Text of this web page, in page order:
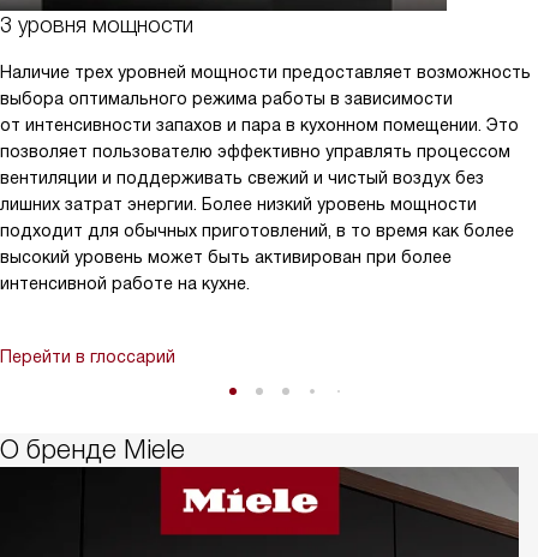
3 уровня мощности
Наличие трех уровней мощности предоставляет возможность
выбора оптимального режима работы в зависимости
от интенсивности запахов и пара в кухонном помещении. Это
позволяет пользователю эффективно управлять процессом
вентиляции и поддерживать свежий и чистый воздух без
лишних затрат энергии. Более низкий уровень мощности
подходит для обычных приготовлений, в то время как более
высокий уровень может быть активирован при более
интенсивной работе на кухне.
Перейти в глоссарий
О бренде Miele